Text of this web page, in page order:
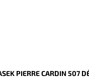
PIERRE CARDIN 507